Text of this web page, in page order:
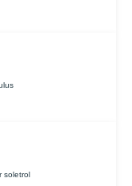
soletrol